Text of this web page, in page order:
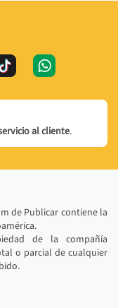
al cliente.
de Publicar contiene la
de la compañía
o parcial de cualquier